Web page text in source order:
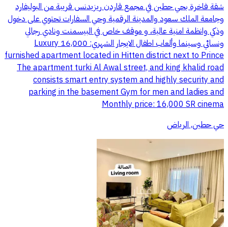
شقة فاخرة بحي حطين في مجمع قاردن ريزيدنس قريبة من البوليفارد
وجامعة الملك سعود والمدينة الرقمية وحي السفارات ‏‎تحتوي على دخول
وذكي وانظمة امنية عالية، و موقف خاص في البيسمنت ونادي رجالي
ونسائي وسينما وألعاب اطفال الايجار الشهري: 16,000 ‏Luxury
furnished apartment located in Hitten district next to Prince
turki Al Awal street, and king khalid road ‏The apartment
consists smart entry system and highly security and
parking in the basement Gym for men and ladies and
cinema ‏Monthly price: 16,000 SR
حي حطين, الرياض